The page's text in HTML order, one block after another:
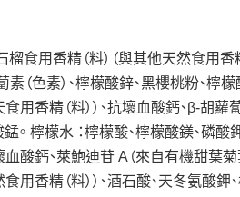
食用香精（料）（與其他天然食用香精
（色素）、檸檬酸鋅、黑櫻桃粉、檸檬
香精（料））、抗壞血酸鈣、β-胡蘿蔔
。 檸檬水 ：檸檬酸、檸檬酸鎂、磷酸
血酸鈣、萊鮑迪苷 A（來自有機甜葉菊
用香精（料））、酒石酸、天冬氨酸鉀